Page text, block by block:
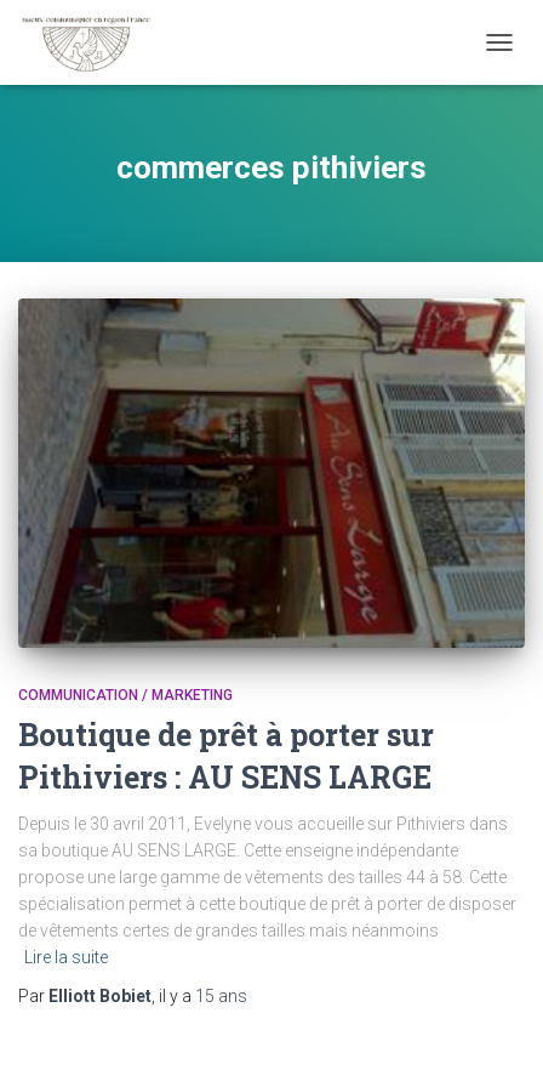
commerces pithiviers
COMMUNICATION / MARKETING
Boutique de prêt à porter sur
Pithiviers : AU SENS LARGE
Depuis le 30 avril 2011, Evelyne vous accueille sur Pithiviers dans
sa boutique AU SENS LARGE. Cette enseigne indépendante
propose une large gamme de vêtements des tailles 44 à 58. Cette
spécialisation permet à cette boutique de prêt à porter de disposer
de vêtements certes de grandes tailles mais néanmoins
Lire la suite
Par Elliott Bobiet , il y a 15 ans